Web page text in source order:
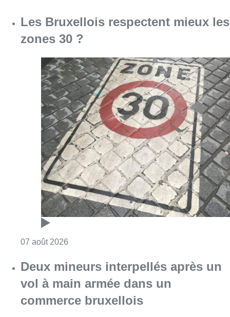
Les Bruxellois respectent mieux les
zones 30 ?
07 août 2026
Deux mineurs interpellés après un
vol à main armée dans un
commerce bruxellois